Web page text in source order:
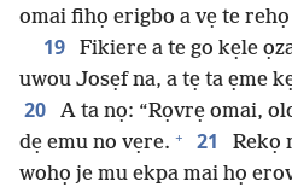
omai fihọ erigbo a vẹ te
19
Fikiere a te go kẹle
uwou Josẹf na, a tẹ ta ẹme
20
A ta nọ: “Rọvrẹ omai,
dẹ emu no vẹre. + 21
Rekọ
wohọ je mu ekpa mai họ